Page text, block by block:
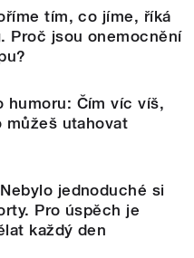
tím, co jíme, říká
Proč jsou onemocnění
humoru: Čím víc víš,
utahovat
jednoduché si
Pro úspěch je
každý den